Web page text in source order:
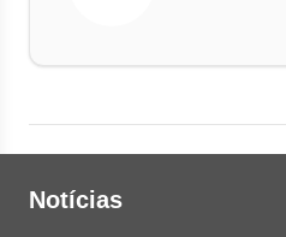
Notícias